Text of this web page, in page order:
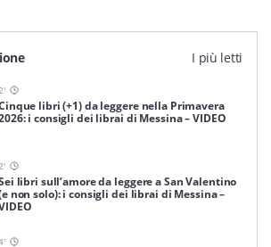
I più letti
'
libri (+1) da leggere nella Primavera
i consigli dei librai di Messina – VIDEO
'
libri sull’amore da leggere a San Valentino
non solo): i consigli dei librai di Messina –
'